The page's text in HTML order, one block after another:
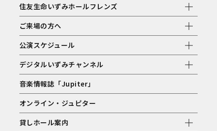
住友生命いずみホールフレンズ
ご来場の方へ
公演スケジュール
デジタルいずみチャンネル
音楽情報誌「Jupiter」
オンライン・ジュピター
貸しホール案内